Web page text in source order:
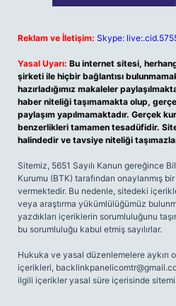
Reklam ve İletişim: Skype:
Yasal Uyarı: Bu internet sitesi,
şirketi ile hiçbir bağlantısı
hazırladığımız makaleler
haber niteliği taşımamakta olup,
paylaşım yapılmamaktadır. Gerçek
benzerlikleri tamamen tesadüfidir.
halindedir ve tavsiye niteliği
Sitemiz, 5651 Sayılı Kanun gereğince
Kurumu (BTK) tarafından onaylanmış
vermektedir. Bu nedenle, sitedeki
veya araştırma yükümlülüğümüz
yazdıkları içeriklerin sorumluluğunu
bu sorumluluğu kabul etmiş sayılırlar.
Hukuka ve yasal düzenlemelere aykırı
içerikleri,
ilgili içerikler yasal süre içerisinde